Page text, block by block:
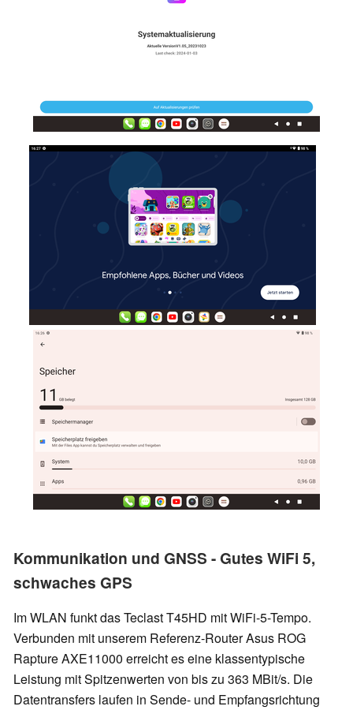
Kommunikation und GNSS - Gutes WiFi 5,
schwaches GPS
Im WLAN funkt das Teclast T45HD mit WiFi-5-Tempo.
Verbunden mit unserem Referenz-Router Asus ROG
Rapture AXE11000 erreicht es eine klassentypische
Leistung mit Spitzenwerten von bis zu 363 MBit/s. Die
Datentransfers laufen in Sende- und Empfangsrichtung